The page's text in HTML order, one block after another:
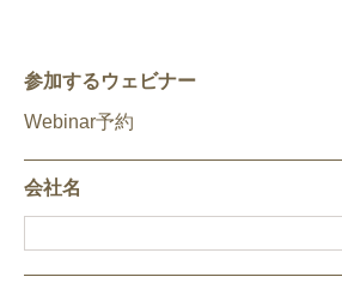
CONTACT
参加するウェビナー
Webinar予約
会社名